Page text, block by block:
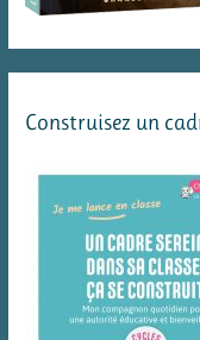
Construisez un